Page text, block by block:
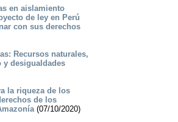
en aislamiento
de ley en Perú
con sus derechos
Recursos naturales,
desigualdades
la riqueza de los
de los
(07/10/2020)